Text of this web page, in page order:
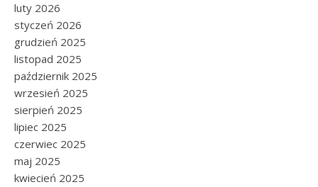
luty 2026
styczeń 2026
grudzień 2025
listopad 2025
październik 2025
wrzesień 2025
sierpień 2025
lipiec 2025
czerwiec 2025
maj 2025
kwiecień 2025